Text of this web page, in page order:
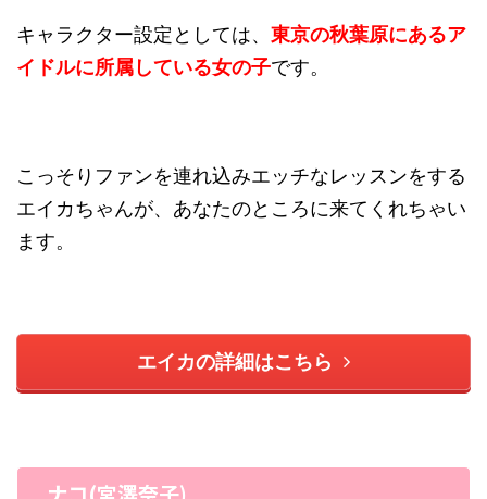
キャラクター設定としては、 東京の秋葉原にあるア
イドルに所属している女の子です。
こっそりファンを連れ込みエッチなレッスンをする
エイカちゃんが、あなたのところに来てくれちゃい
ます。
エイカの詳細はこちら